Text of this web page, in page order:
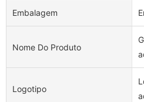
Embalagem
Nome Do Produto
Logotipo